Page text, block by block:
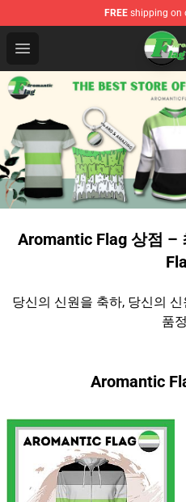
FREE shipping on
Open menu
Aromantic Flag Shop -
Aromantic Flag 상점 –
당신의 신원을 축하, 당신의
품
Aromantic